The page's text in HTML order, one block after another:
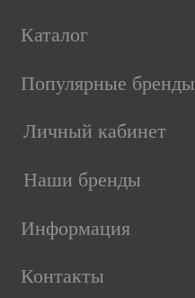
Каталог
Популярные бренды
Личный кабинет
Наши бренды
Информация
Контакты